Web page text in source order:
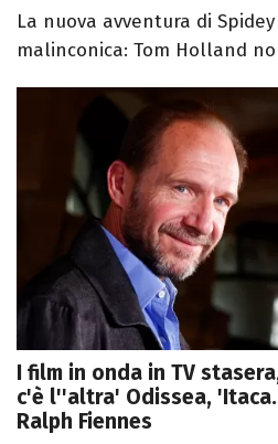
La nuova avventura di
malinconica: Tom Holland
I film in onda in TV
c'è l''altra' Odissea,
Ralph Fiennes